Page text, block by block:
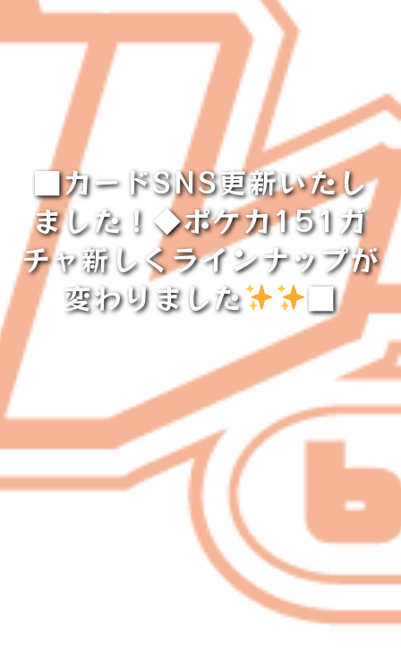
■カードSNS更新いたし
ました！◆ポケカ151ガ
チャ新しくラインナップが
変わりました
■